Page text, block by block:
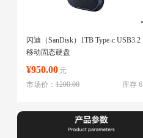
闪迪（SanDisk）1TB Type-c USB3.2
移动固态硬盘
¥950.00 元
库存 6
市场价：1200.00